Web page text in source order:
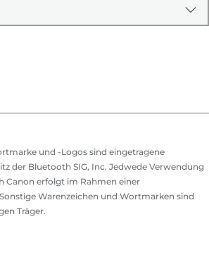
und -Logos sind eingetragene
der Bluetooth SIG, Inc. Jedwede Verwendung
Canon erfolgt im Rahmen einer
Warenzeichen und Wortmarken sind
Träger.